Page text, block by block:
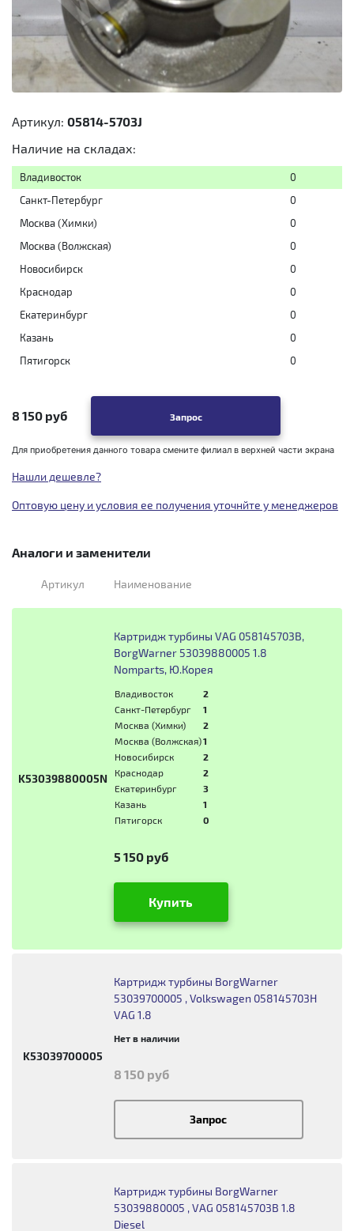
Артикул: 05814-5703J
Наличие на складах:
Владивосток
0
Санкт-Петербург
0
Москва (Химки)
0
Москва (Волжская)
0
Новосибирск
0
Краснодар
0
Екатеринбург
0
Казань
0
Пятигорск
0
8 150 руб Запрос
Для приобретения данного товара смените филиал в верхней части экрана
Нашли дешевле?
Оптовую цену и условия ее получения уточнйте у менеджеров
Аналоги и заменители
Артикул Наименование
K53039880005N
Картридж турбины VAG 058145703B,
BorgWarner 53039880005 1.8
Nomparts, Ю.Корея
Владивосток
2
Санкт-Петербург
1
Москва (Химки)
2
Москва (Волжская)1
Новосибирск
2
Краснодар
2
Екатеринбург
3
Казань
1
Пятигорск
0
5 150 руб
Купить
K53039700005
Картридж турбины BorgWarner
53039700005 , Volkswagen 058145703H
VAG 1.8
Нет в наличии
8 150 руб
Запрос
Картридж турбины BorgWarner
53039880005 , VAG 058145703B 1.8
Diesel